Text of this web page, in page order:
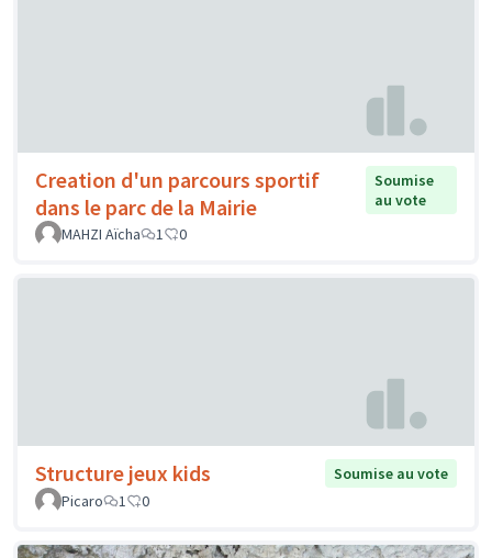
Creation d'un parcours sportif
dans le parc de la Mairie
Soumise
au vote
MAHZI Aïcha
1 0
Structure jeux kids
Soumise au vote
Picaro
1 0